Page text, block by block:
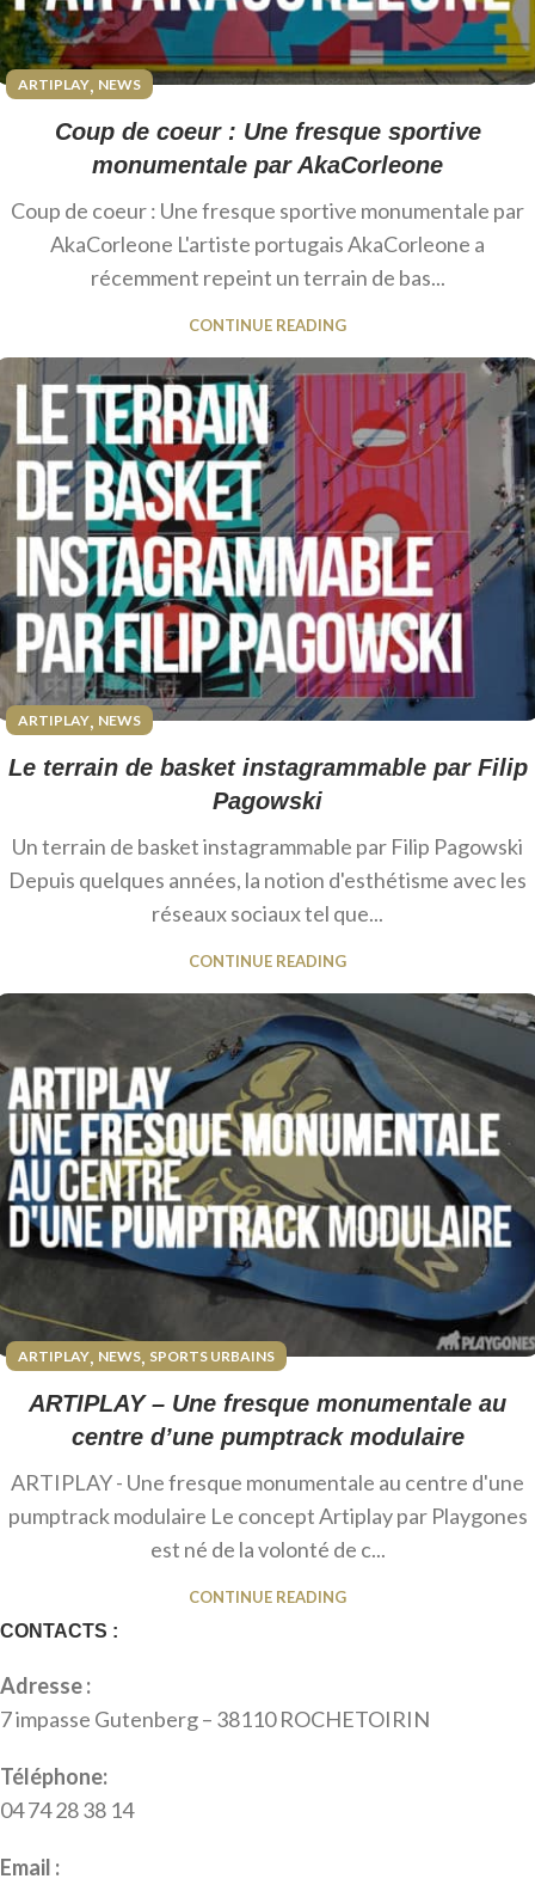
ARTIPLAY, NEWS
Coup de coeur : Une fresque sportive
monumentale par AkaCorleone
Coup de coeur : Une fresque sportive monumentale par
AkaCorleone L'artiste portugais AkaCorleone a
récemment repeint un terrain de bas...
CONTINUE READING
ARTIPLAY, NEWS
Le terrain de basket instagrammable par Filip
Pagowski
Un terrain de basket instagrammable par Filip Pagowski
Depuis quelques années, la notion d'esthétisme avec les
réseaux sociaux tel que...
CONTINUE READING
ARTIPLAY, NEWS, SPORTS URBAINS
ARTIPLAY – Une fresque monumentale au
centre d’une pumptrack modulaire
ARTIPLAY - Une fresque monumentale au centre d'une
pumptrack modulaire Le concept Artiplay par Playgones
est né de la volonté de c...
CONTINUE READING
CONTACTS :
Adresse :
7 impasse Gutenberg – 38110 ROCHETOIRIN
Téléphone:
04 74 28 38 14
Email :